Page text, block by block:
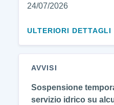
24/07/2026
ULTERIORI DETTAGLI
AVVISI
Sospensione
servizio idrico su